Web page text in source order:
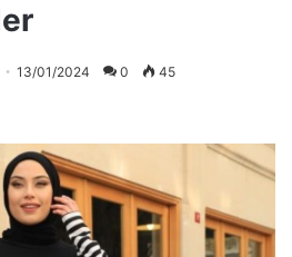
13/01/2024 0 45